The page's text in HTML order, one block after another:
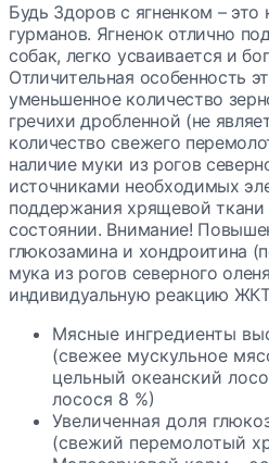
Будь Здоров с ягненком –
гурманов. Ягненок отлично
собак, легко усваивается и
Отличительная особенность
уменьшенное количество
гречихи дробленной (не
количество свежего
наличие муки из рогов
источниками необходимых
поддержания хрящевой
состоянии. Внимание!
глюкозамина и хондроитина
мука из рогов северного
индивидуальную реакцию
Мясные ингредиенты
(свежее мускульное
цельный океанский
лосося 8 %)
Увеличенная доля
(свежий перемолотый